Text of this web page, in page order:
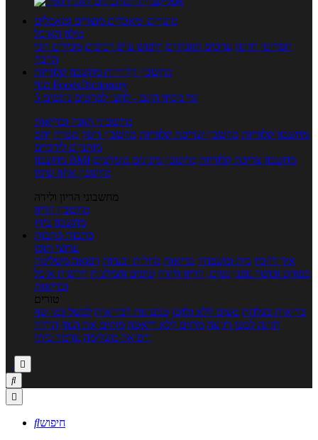
מוצרים ומאכלים מוצרים ומאכלים
מילון האוכל
תפריטי תזונה ערכים תזונתיים חיפוש ע"פ רכיבים מכילים הכי
הרבה
מחשבון קלוריות מחשבון קלוריות
מנוי FoodsDictionary
5 ימי ניסיון חינם - לחצו לפרטים נוספים
מחשבוני תזונה ובריאות
מחשבון קלוריות מחשבון שריפת קלוריות מחשבון דופק מטרה יחס
מותניים לירכיים
מחשבון BMI
מחשבון צריכת קלוריות מחשבון מינונים מומלצים
מחשבון אחוז שומן
מחשבוני הריון ולידה
מחשבון הריון
מחשבון ביוץ
כתבות כתבות
ערוצי תוכן
איך להכין בית ומשפחה בריאות מחלות ובעיות רפואה משלימה
ספורט וכושר גופני נשים, הריון ולידה טיפים והמלצות חדשות אוכל
ובריאות
טורים
בריאות בצלחת טעים ללא גלוטן טבעונות לבריאות לבשל כמו שף
תזונה לבטן רגועה מרזים ללא דיאטה מזיזים את הגוף הרזיה
ורפואה משלימה גורמה ביתי



חיפוש